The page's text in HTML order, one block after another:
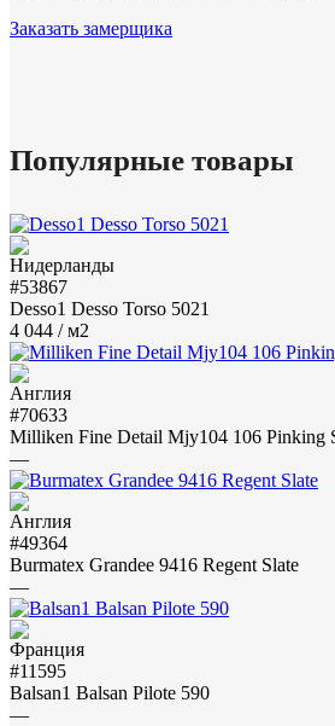
Заказать замерщика
Популярные товары
#53867
Desso1 Desso Torso 5021
4 044 / м2
#70633
Milliken Fine Detail Mjy104 106 Pinking
—
#49364
Burmatex Grandee 9416 Regent Slate
—
#11595
Balsan1 Balsan Pilote 590
—